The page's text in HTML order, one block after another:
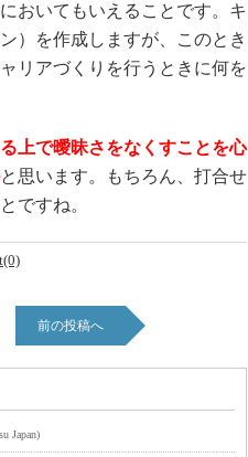
おいてもいえることです。キ
）を作成しますが、このとき
リアづくりを行うときに何を
上で曖昧さをなくすことを心
と思います。もちろん、打合せ
ですね。
前の投稿へ
Japan)